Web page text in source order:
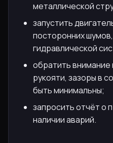
металлической
запустить
посторонних
гидравлической
обратить внимание
рукояти, зазоры в
быть минимальны;
запросить отчёт о
наличии аварий.